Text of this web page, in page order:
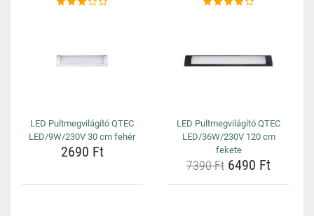
LED Pultmegvilágító QTEC
LED/9W/230V 30 cm fehér
2690 Ft
LED Pultmegvilágító QTEC
LED/36W/230V 120 cm
fekete
7390 Ft 6490 Ft